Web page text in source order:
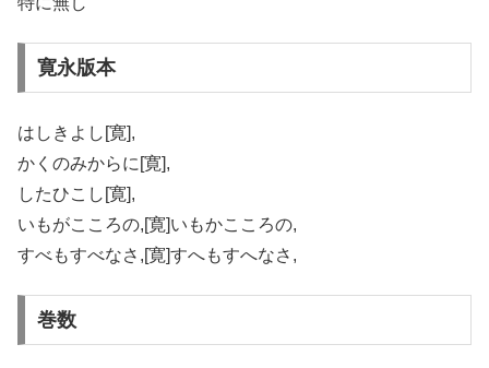
寛永版本
はしきよし[寛],
かくのみからに[寛],
したひこし[寛],
いもがこころの,[寛]いもかこころの,
すべもすべなさ,[寛]すへもすへなさ,
巻数